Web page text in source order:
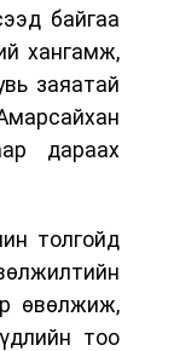
байгаа
хангамж,
заяатай
дараах
толгойд
өвөлжиж,
тоо